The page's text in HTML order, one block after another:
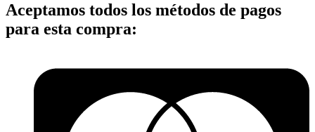
Aceptamos todos los métodos de pagos
para esta compra: